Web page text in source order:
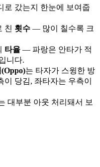
로 갔는지 한눈에 보여줍
친 횟수 — 많이 칠수록 크
타율 — 파랑은 안타가 적
니다.
는 타자가 스윙한 방
당김, 좌타자는 우측이
대부분 아웃 처리돼서 보